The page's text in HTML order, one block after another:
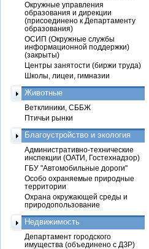
Окружные управления
образования и дирекции
(присоединено к Департаменту
образования)
ОСИП (Окружные службы
информационной поддержки)
(закрыты)
Центры занятости (биржи труда)
Школы, лицеи, гимназии
Животные
Ветклиники, СББЖ
Птичьи рынки
Благоустройство и экология
Административно-технические
инспекции (ОАТИ, Гостехнадзор)
ГБУ "Автомобильные дороги"
Особо охраняемые природные
территории
Охрана окружающей среды и
природопользование
Недвижимость
Департамент городского
имущества (объединено с ДЗР)